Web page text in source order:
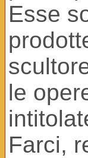
Esse
le
Farci,